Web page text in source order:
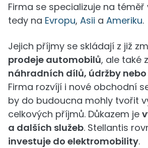
Firma se specializuje na téměř
tedy na Evropu, Asii a Ameriku.
Jejich příjmy se skládají z již
prodeje automobilů, ale také z
náhradních dílů, údržby
Firma rozvíjí i nové obchodní
by do budoucna mohly tvořit
celkových příjmů. Důkazem je
a dalších služeb. Stellantis
investuje do elektromobility.